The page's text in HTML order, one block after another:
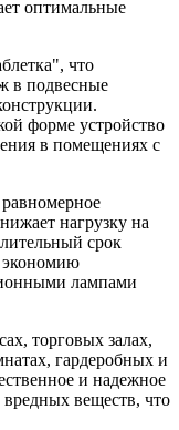
оптимальные
что
в подвесные
форме устройство
в помещениях с
нагрузку на
срок
экономию
лампами
торговых залах,
гардеробных и
и надежное
веществ, что